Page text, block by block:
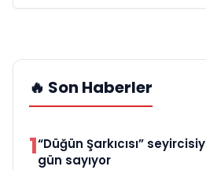
🔥 Son Haberler
1“Düğün Şarkıcısı”
gün sayıyor